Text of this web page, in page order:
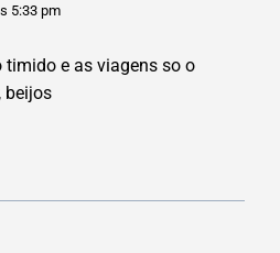
5:33 pm
timido e as viagens so o
beijos